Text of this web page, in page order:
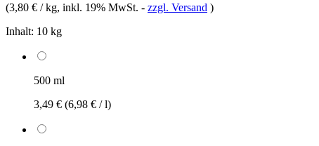
(3,80 € / kg, inkl. 19% MwSt. - zzgl. Versand )
Inhalt: 10 kg
500 ml
3,49 € (6,98 € / l)